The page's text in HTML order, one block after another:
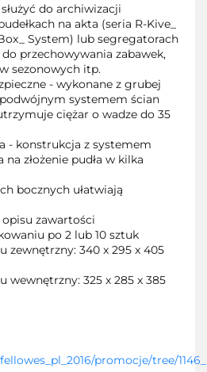
do archiwizacji
na akta (seria R-Kive_
System) lub segregatorach
przechowywania zabawek,
sezonowych itp.
- wykonane z grubej
systemem ścian
ciężar o wadze do 35
- konstrukcja z systemem
złożenie pudła w kilka
bocznych ułatwiają
zawartości
po 2 lub 10 sztuk
zewnętrzny: 340 x 295 x 405
wewnętrzny: 325 x 285 x 385